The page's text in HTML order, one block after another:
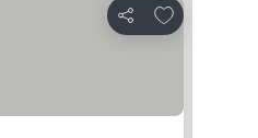
Compartir
Añadir a